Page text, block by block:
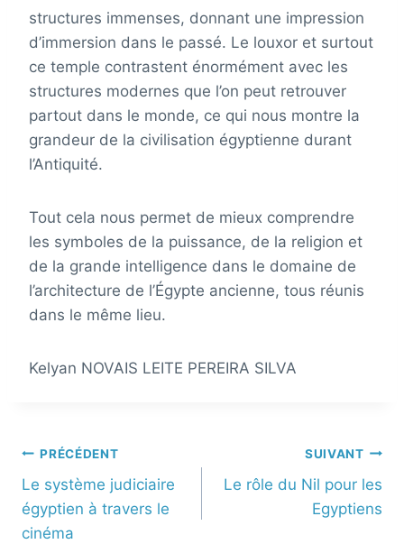
structures immenses, donnant une impression
d’immersion dans le passé. Le louxor et surtout
ce temple contrastent énormément avec les
structures modernes que l’on peut retrouver
partout dans le monde, ce qui nous montre la
grandeur de la civilisation égyptienne durant
l’Antiquité.
Tout cela nous permet de mieux comprendre
les symboles de la puissance, de la religion et
de la grande intelligence dans le domaine de
l’architecture de l’Égypte ancienne, tous réunis
dans le même lieu.
Kelyan NOVAIS LEITE PEREIRA SILVA
PRÉCÉDENT
Le système judiciaire
égyptien à travers le
cinéma
SUIVANT
Le rôle du Nil pour les
Egyptiens